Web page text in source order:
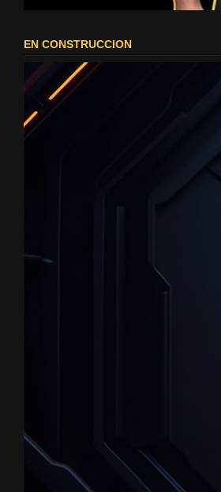
EN CONSTRUCCION